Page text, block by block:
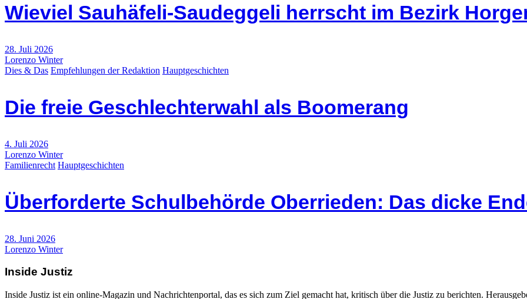
Wieviel Sauhäfeli-Saudeggeli herrscht im Bezirk
28. Juli 2026
Lorenzo Winter
Dies & Das Empfehlungen der Redaktion Hauptgeschichten
Die freie Geschlechterwahl als Boomerang
4. Juli 2026
Lorenzo Winter
Familienrecht Hauptgeschichten
Überforderte Schulbehörde Oberrieden: Das dicke
28. Juni 2026
Lorenzo Winter
Inside Justiz
Inside Justiz ist ein online-Magazin und Nachrichtenportal, das es sich zum Ziel gemacht hat, kritisch über die Justiz zu berichten.